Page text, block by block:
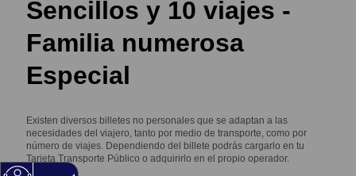
Sencillos y 10 viajes -
Familia numerosa
Especial
Existen diversos billetes no personales que se adaptan a las
necesidades del viajero, tanto por medio de transporte, como por
número de viajes. Dependiendo del billete podrás cargarlo en tu
Tarjeta Transporte Público o adquirirlo en el propio operador.